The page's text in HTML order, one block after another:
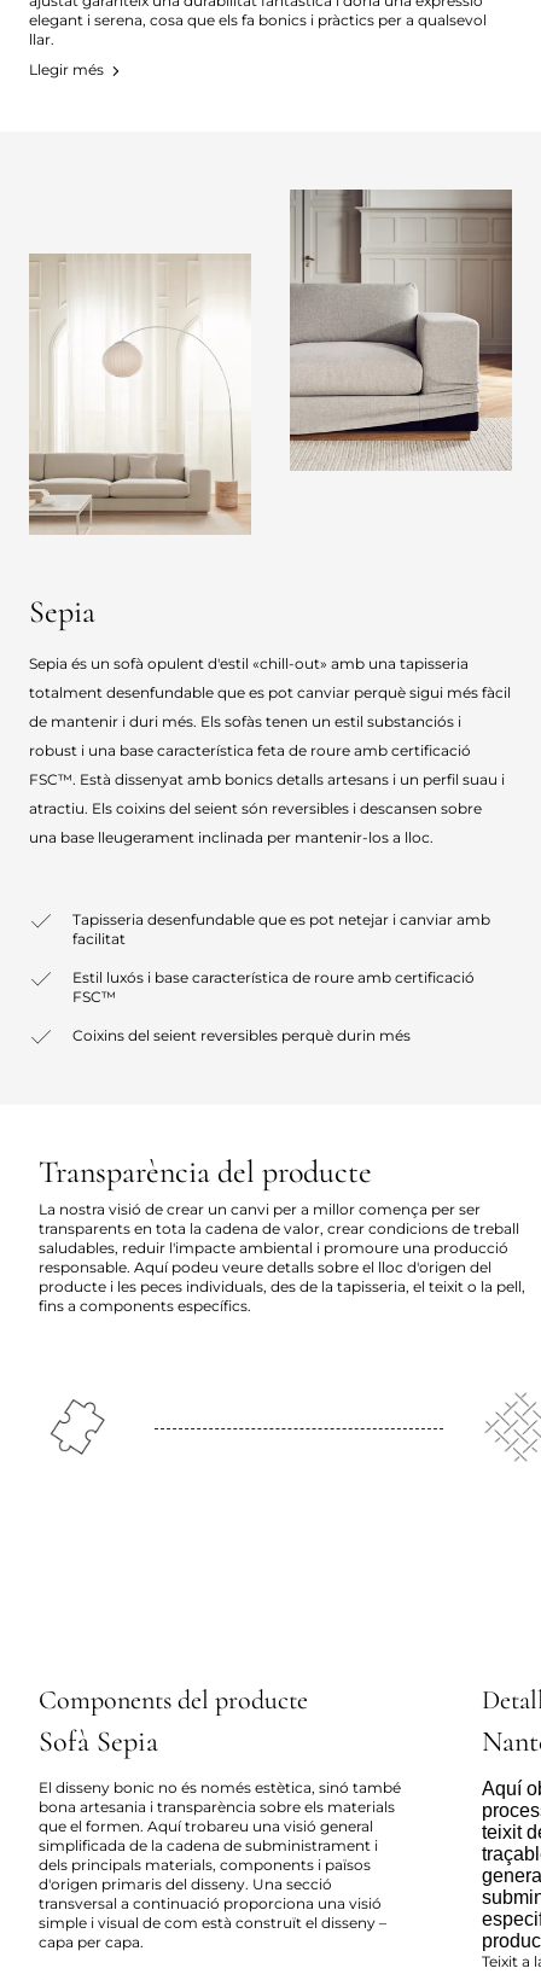
elegant i serena, cosa que els fa bonics i pràctics per a qualsevol
llar.
Llegir més
Sepia
Sepia és un sofà opulent d'estil «chill-out» amb una tapisseria
totalment desenfundable que es pot canviar perquè sigui més fàcil
de mantenir i duri més. Els sofàs tenen un estil substanciós i
robust i una base característica feta de roure amb certificació
FSC™. Està dissenyat amb bonics detalls artesans i un perfil suau i
atractiu. Els coixins del seient són reversibles i descansen sobre
una base lleugerament inclinada per mantenir-los a lloc.
Tapisseria desenfundable que es pot netejar i canviar amb
facilitat
Estil luxós i base característica de roure amb certificació
FSC™
Coixins del seient reversibles perquè durin més
Transparència del producte
La nostra visió de crear un canvi per a millor comença per ser
transparents en tota la cadena de valor, crear condicions de treball
saludables, reduir l'impacte ambiental i promoure una producció
responsable. Aquí podeu veure detalls sobre el lloc d'origen del
producte i les peces individuals, des de la tapisseria, el teixit o la pell,
fins a components específics.
Components del producte
Sofà Sepia
El disseny bonic no és només estètica, sinó també
bona artesania i transparència sobre els materials
que el formen. Aquí trobareu una visió general
simplificada de la cadena de subministrament i
dels principals materials, components i països
d'origen primaris del disseny. Una secció
transversal a continuació proporciona una visió
simple i visual de com està construït el disseny –
capa per capa.
Aquí
teixit
Teixit a